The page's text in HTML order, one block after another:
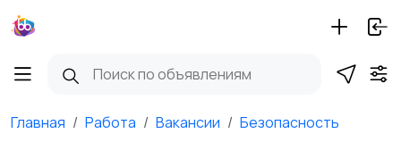
Главная Работа Вакансии Безопасность